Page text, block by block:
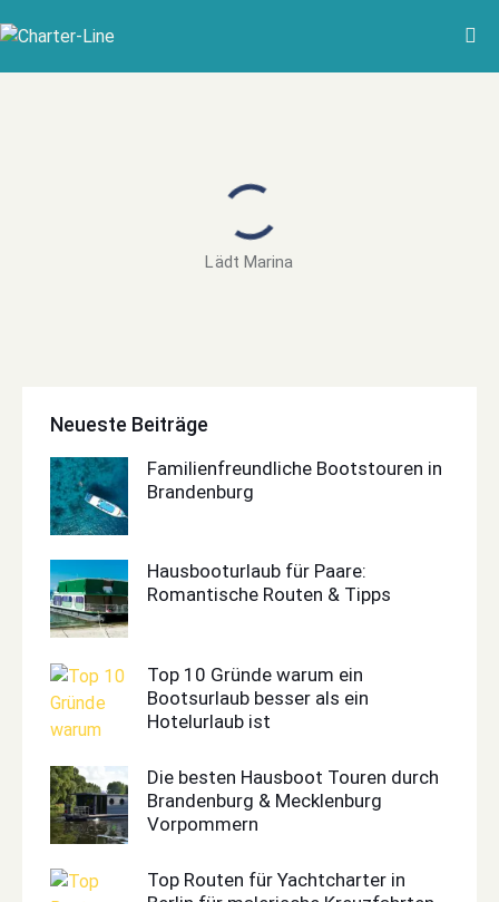
Lädt Marina
Neueste Beiträge
Familienfreundliche Bootstouren in
Brandenburg
Hausbooturlaub für Paare:
Romantische Routen & Tipps
Top 10 Gründe warum ein
Bootsurlaub besser als ein
Hotelurlaub ist
Die besten Hausboot Touren durch
Brandenburg & Mecklenburg
Vorpommern
Top Routen für Yachtcharter in